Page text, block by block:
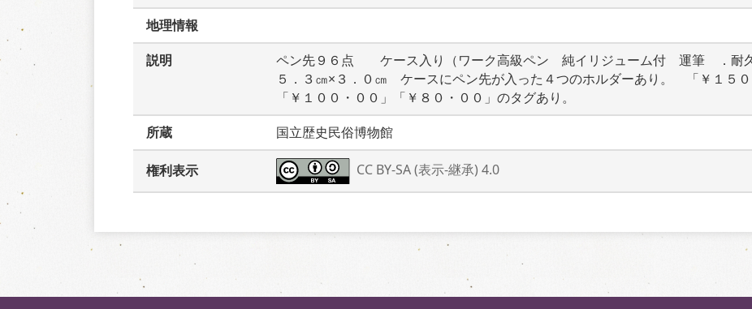
地理情報
説明
ペン先９６点　　ケース入り（ワーク高級ペン　純イリジューム付　運筆　．耐
５．３㎝×３．０㎝　ケースにペン先が入った４つのホルダーあり。　「￥１５
「￥１００・００」「￥８０・００」のタグあり。
所蔵
国立歴史民俗博物館
権利表示 CC BY-SA (表示-継承) 4.0